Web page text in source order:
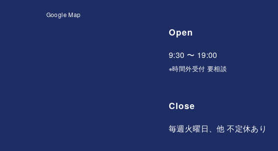
Google Map
Open
9:30 〜 19:00
※時間外受付 要相談
Close
毎週火曜日、他 不定休あり